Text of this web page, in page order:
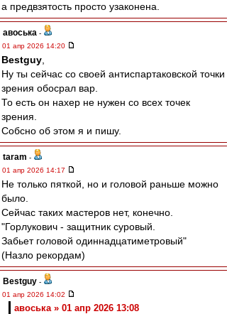
а предвзятость просто узаконена.
авоська -
01 апр 2026 14:20
Bestguy
Ну ты сейчас со своей антиспартаковской точки
зрения обосрал вар.
То есть он нахер не нужен со всех точек
зрения.
Собсно об этом я и пишу.
taram -
01 апр 2026 14:17
Не только пяткой, но и головой раньше можно
было.
Сейчас таких мастеров нет, конечно.
"Горлукович - защитник суровый.
Забьет головой одиннадцатиметровый"
(Назло рекордам)
Bestguy -
01 апр 2026 14:02
авоська » 01 апр 2026 13:08